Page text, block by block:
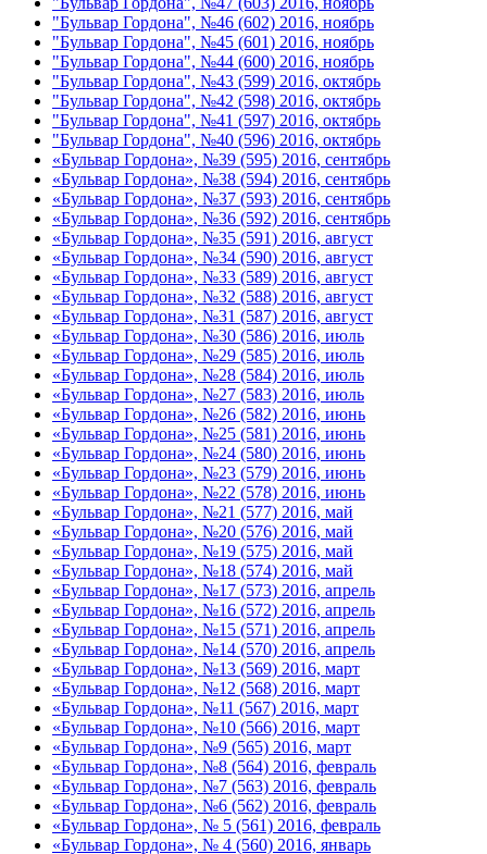
"Бульвар Гордона", №46 (602) 2016, ноябрь
"Бульвар Гордона", №45 (601) 2016, ноябрь
"Бульвар Гордона", №44 (600) 2016, ноябрь
"Бульвар Гордона", №43 (599) 2016, октябрь
"Бульвар Гордона", №42 (598) 2016, октябрь
"Бульвар Гордона", №41 (597) 2016, октябрь
"Бульвар Гордона", №40 (596) 2016, октябрь
«Бульвар Гордона», №39 (595) 2016, сентябрь
«Бульвар Гордона», №38 (594) 2016, сентябрь
«Бульвар Гордона», №37 (593) 2016, сентябрь
«Бульвар Гордона», №36 (592) 2016, сентябрь
«Бульвар Гордона», №35 (591) 2016, август
«Бульвар Гордона», №34 (590) 2016, август
«Бульвар Гордона», №33 (589) 2016, август
«Бульвар Гордона», №32 (588) 2016, август
«Бульвар Гордона», №31 (587) 2016, август
«Бульвар Гордона», №30 (586) 2016, июль
«Бульвар Гордона», №29 (585) 2016, июль
«Бульвар Гордона», №28 (584) 2016, июль
«Бульвар Гордона», №27 (583) 2016, июль
«Бульвар Гордона», №26 (582) 2016, июнь
«Бульвар Гордона», №25 (581) 2016, июнь
«Бульвар Гордона», №24 (580) 2016, июнь
«Бульвар Гордона», №23 (579) 2016, июнь
«Бульвар Гордона», №22 (578) 2016, июнь
«Бульвар Гордона», №21 (577) 2016, май
«Бульвар Гордона», №20 (576) 2016, май
«Бульвар Гордона», №19 (575) 2016, май
«Бульвар Гордона», №18 (574) 2016, май
«Бульвар Гордона», №17 (573) 2016, апрель
«Бульвар Гордона», №16 (572) 2016, апрель
«Бульвар Гордона», №15 (571) 2016, апрель
«Бульвар Гордона», №14 (570) 2016, апрель
«Бульвар Гордона», №13 (569) 2016, март
«Бульвар Гордона», №12 (568) 2016, март
«Бульвар Гордона», №11 (567) 2016, март
«Бульвар Гордона», №10 (566) 2016, март
«Бульвар Гордона», №9 (565) 2016, март
«Бульвар Гордона», №8 (564) 2016, февраль
«Бульвар Гордона», №7 (563) 2016, февраль
«Бульвар Гордона», №6 (562) 2016, февраль
«Бульвар Гордона», № 5 (561) 2016, февраль
«Бульвар Гордона», № 4 (560) 2016, январь